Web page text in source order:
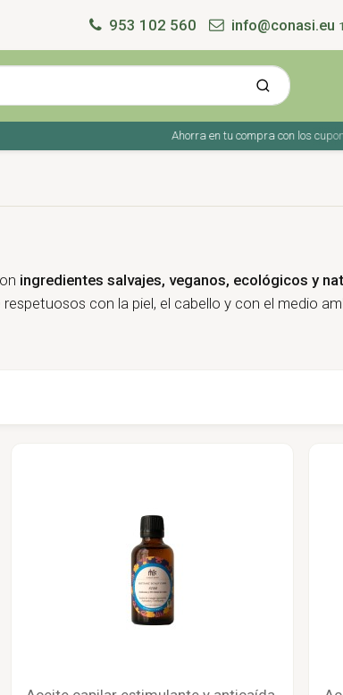
953 102 560 info@conasi.eu
Ahorra en tu compra con los cupones
ingredientes salvajes, veganos, ecológicos y
con la piel, el cabello y con el medio